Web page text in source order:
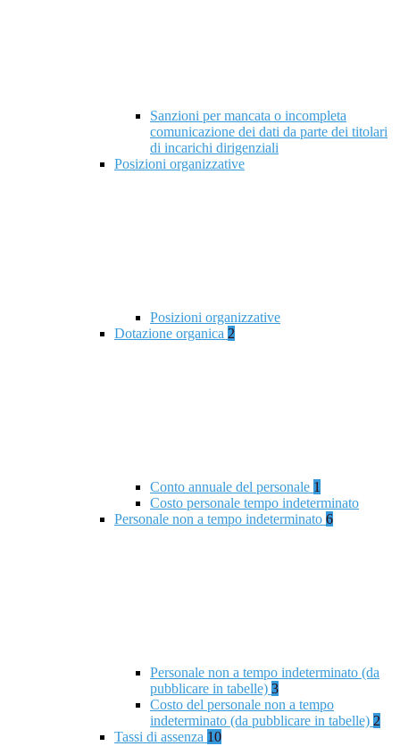
Sanzioni per mancata o incompleta
comunicazione dei dati da parte dei titolari
di incarichi dirigenziali
Posizioni organizzative
Posizioni organizzative
Dotazione organica 2
Conto annuale del personale 1
Costo personale tempo indeterminato
Personale non a tempo indeterminato 6
Personale non a tempo indeterminato (da
pubblicare in tabelle) 3
Costo del personale non a tempo
indeterminato (da pubblicare in tabelle) 2
Tassi di assenza 10